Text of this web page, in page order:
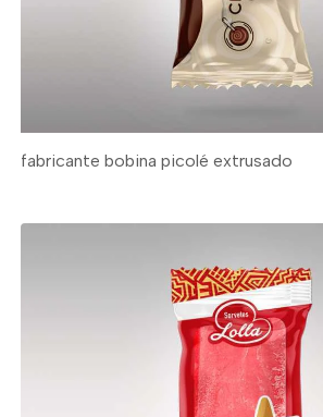
fabricante bobina picolé extrusado